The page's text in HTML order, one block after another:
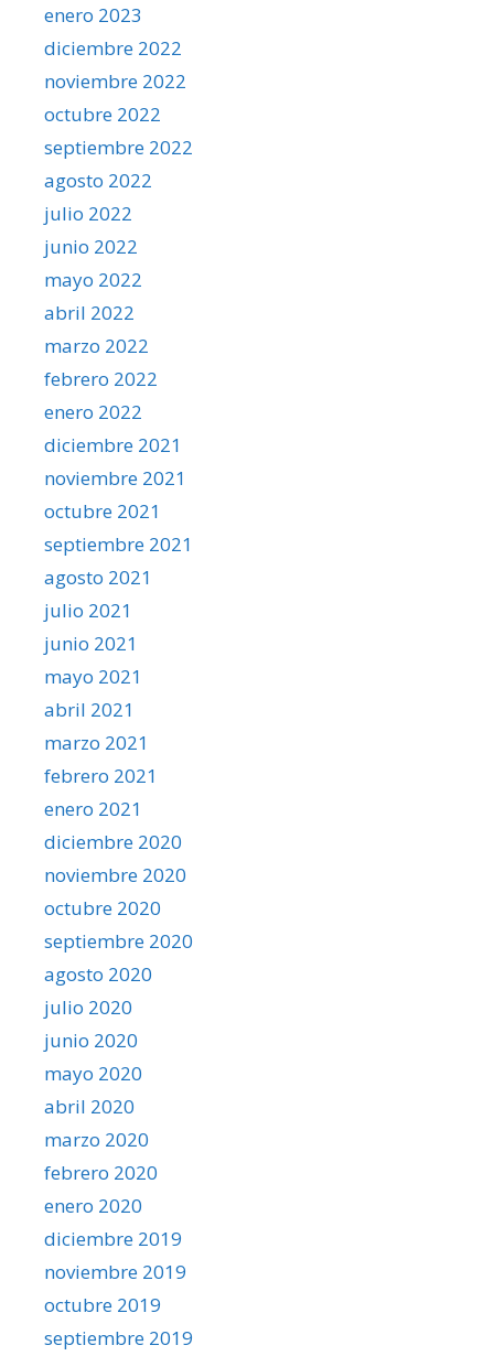
enero 2023
diciembre 2022
noviembre 2022
octubre 2022
septiembre 2022
agosto 2022
julio 2022
junio 2022
mayo 2022
abril 2022
marzo 2022
febrero 2022
enero 2022
diciembre 2021
noviembre 2021
octubre 2021
septiembre 2021
agosto 2021
julio 2021
junio 2021
mayo 2021
abril 2021
marzo 2021
febrero 2021
enero 2021
diciembre 2020
noviembre 2020
octubre 2020
septiembre 2020
agosto 2020
julio 2020
junio 2020
mayo 2020
abril 2020
marzo 2020
febrero 2020
enero 2020
diciembre 2019
noviembre 2019
octubre 2019
septiembre 2019